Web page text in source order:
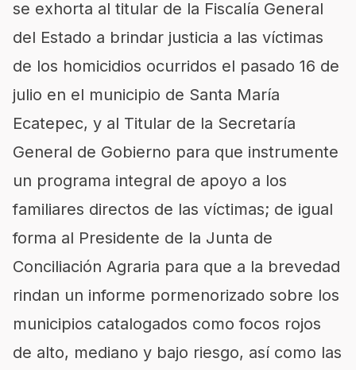
se exhorta al titular de la Fiscalía General
del Estado a brindar justicia a las víctimas
de los homicidios ocurridos el pasado 16 de
julio en el municipio de Santa María
Ecatepec, y al Titular de la Secretaría
General de Gobierno para que instrumente
un programa integral de apoyo a los
familiares directos de las víctimas; de igual
forma al Presidente de la Junta de
Conciliación Agraria para que a la brevedad
rindan un informe pormenorizado sobre los
municipios catalogados como focos rojos
de alto, mediano y bajo riesgo, así como las